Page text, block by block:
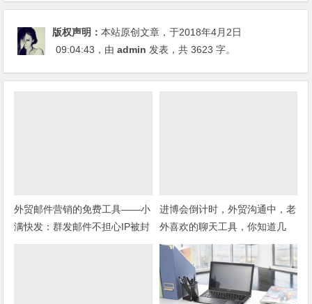
版权声明：本站原创文章，于2018年4月2日
09:04:43 ，由admin 发表，共 3623 字。
外贸邮件营销的免费工具——小
满快发：群发邮件不担心IP被封
进博会倒计时，外贸沟通中，老
外喜欢的聊天工具，你知道几
种？